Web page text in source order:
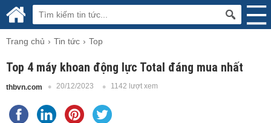
Trang chủ Tin tức Top
Top 4 máy khoan động lực Total đáng mua nhất
thbvn.com 20/12/2023 1142 lượt xem